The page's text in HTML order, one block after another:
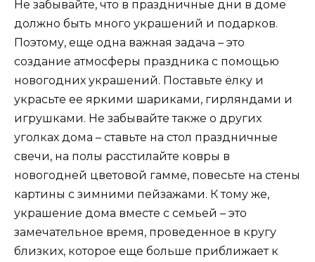
Не забывайте, что в праздничные дни в доме
должно быть много украшений и подарков.
Поэтому, еще одна важная задача – это
создание атмосферы праздника с помощью
новогодних украшений. Поставьте ёлку и
украсьте ее яркими шариками, гирляндами и
игрушками. Не забывайте также о других
уголках дома – ставьте на стол праздничные
свечи, на полы расстилайте ковры в
новогодней цветовой гамме, повесьте на стены
картины с зимними пейзажами. К тому же,
украшение дома вместе с семьей – это
замечательное время, проведенное в кругу
близких, которое еще больше приближает к